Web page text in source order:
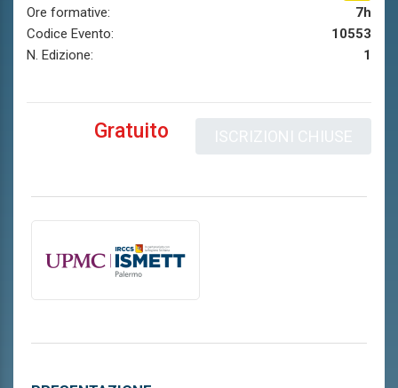
Ore formative:
7h
Codice Evento:
10553
N. Edizione:
1
ISCRIZIONI CHIUSE
Gratuito